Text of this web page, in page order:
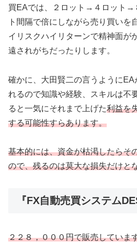
買EAでは、２ロット→４ロット→
ト間隔で倍にしながら売り買いを
イリスクハイリターンで精神面が
遠されがちだったりします。
確かに、大田賢二の言うようにEA
れるので知識や経験、スキルは不
ると一気にそれまで上げた利益を
する可能性すらあります。
基本的には、資金が枯渇したらそ
ので、残るのは莫大な損失だけと
『FX自動売買システム
２２８，０００円で販売していま